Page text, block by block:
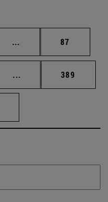
... Páginas intermedias
Página
87
... Páginas intermedias
Página
389